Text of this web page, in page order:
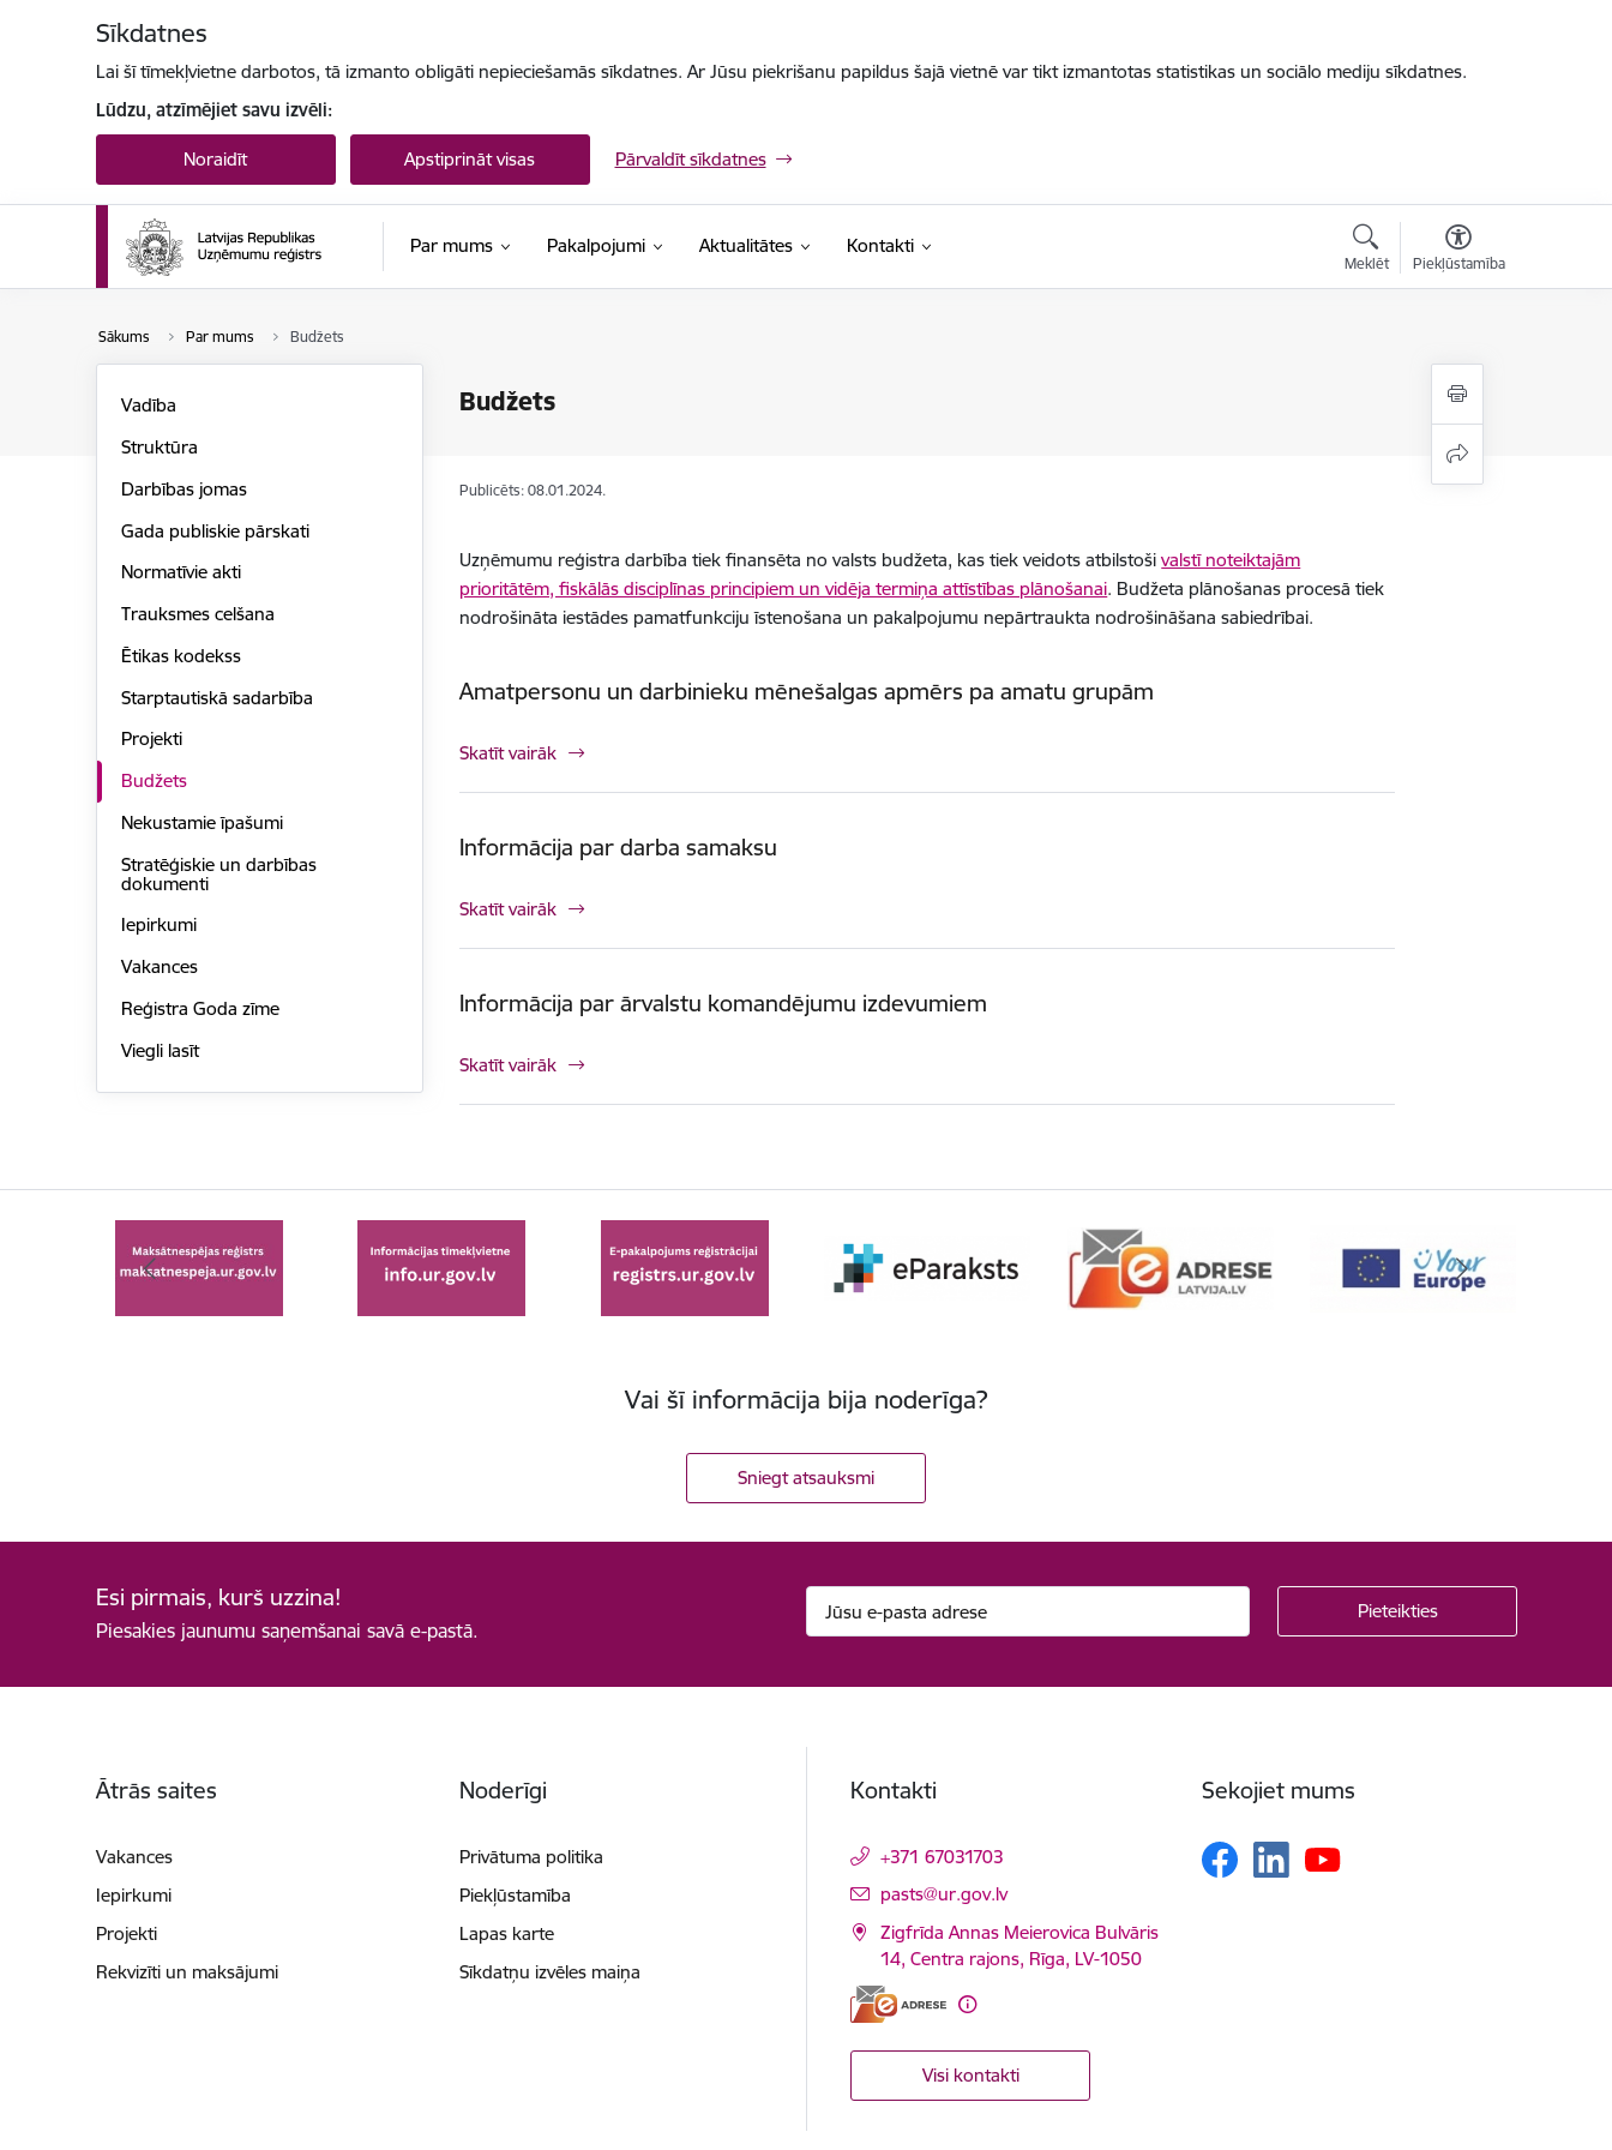
Sīkdatnes
Lai šī tīmekļvietne darbotos, tā izmanto obligāti nepieciešamās sīkdatnes. Ar Jūsu piekrišanu papildus šajā vietnē var tikt izmantotas statistikas un sociālo mediju sīkdatnes.
Lūdzu, atzīmējiet savu izvēli:
Noraidīt Apstiprināt visas Pārvaldīt sīkdatnes
Par mums Pakalpojumi Aktualitātes Kontakti
Meklēt Piekļūstamība
Sākums Par mums Budžets
Budžets
Vadība
Struktūra
Darbības jomas
Gada publiskie pārskati
Normatīvie akti
Trauksmes celšana
Ētikas kodekss
Starptautiskā sadarbība
Projekti
Budžets
Nekustamie īpašumi
Stratēģiskie un darbības
dokumenti
Iepirkumi
Vakances
Reģistra Goda zīme
Viegli lasīt
Publicēts: 08.01.2024.
Uzņēmumu reģistra darbība tiek finansēta no valsts budžeta, kas tiek veidots atbilstošivalstī noteiktajām
prioritātēm, fiskālās disciplīnas principiem un vidēja termiņa attīstības plānošanai. Budžeta plānošanas procesā tiek
nodrošināta iestādes pamatfunkciju īstenošana un pakalpojumu nepārtraukta nodrošināšana sabiedrībai.
Amatpersonu un darbinieku mēnešalgas apmērs pa amatu grupām
Skatīt vairāk
Informācija par darba samaksu
Skatīt vairāk
Informācija par ārvalstu komandējumu izdevumiem
Skatīt vairāk
Vai šī informācija bija noderīga?
Sniegt atsauksmi
Esi pirmais, kurš uzzina!
Piesakies jaunumu saņemšanai savā e-pastā.
Ātrās saites
Vakances
Iepirkumi
Projekti
Rekvizīti un maksājumi
Noderīgi
Privātuma politika
Piekļūstamība
Lapas karte
Sīkdatņu izvēles maiņa
Kontakti
+371 67031703
E-pasts:
pasts@ur.gov.lv
Zigfrīda Annas Meierovica Bulvāris
14, Centra rajons, Rīga, LV-1050
Visi kontakti
Sekojiet mums